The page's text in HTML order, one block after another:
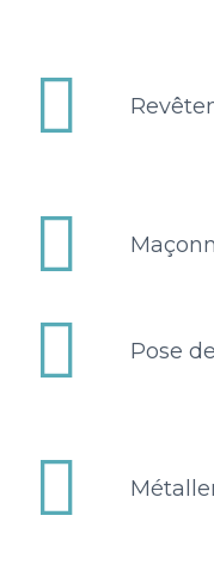





 Pose

